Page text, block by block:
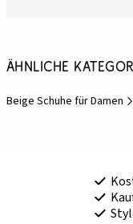
Ähnliche
Beige Schuhe für Damen